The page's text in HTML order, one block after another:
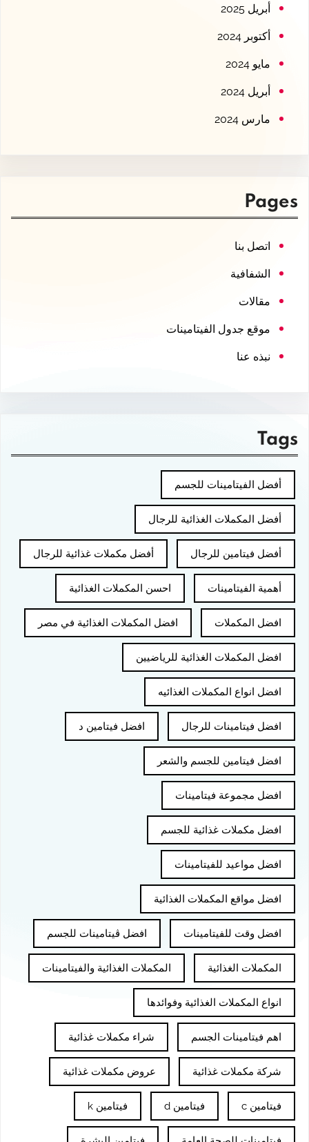
أبريل 2025
أكتوبر 2024
مايو 2024
أبريل 2024
مارس 2024
Pages
اتصل بنا
الشفافية
مقالات
موقع جدول الفيتامينات
نبذه عنا
Tags
أفضل الفيتامينات للجسم
أفضل المكملات الغذائية للرجال
أفضل فيتامين للرجال أفضل مكملات غذائية للرجال
أهمية الفيتامينات احسن المكملات الغذائية
افضل المكملات افضل المكملات الغذائية في مصر
افضل المكملات الغذائية للرياضيين
افضل انواع المكملات الغذائيه
افضل فيتامينات للرجال افضل فيتامين د
افضل فيتامين للجسم والشعر
افضل مجموعة فيتامينات
افضل مكملات غذائية للجسم
افضل مواعيد للفيتامينات
افضل مواقع المكملات الغذائية
افضل وقت للفيتامينات افضل ڤيتامينات للجسم
المكملات الغذائية المكملات الغذائية والفيتامينات
انواع المكملات الغذائية وفوائدها
اهم فيتامينات الجسم شراء مكملات غذائية
شركة مكملات غذائية عروض مكملات غذائية
فيتامين c فيتامين d فيتامين k